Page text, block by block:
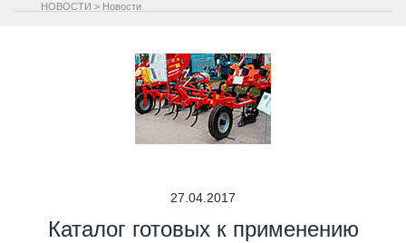
НОВОСТИ > Новости
27.04.2017
Каталог готовых к применению